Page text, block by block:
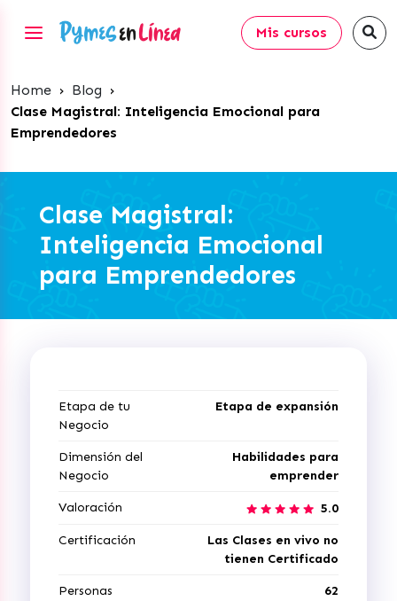
Mis cursos
Home › Blog ›
Clase Magistral: Inteligencia Emocional para
Emprendedores
Clase Magistral:
Inteligencia Emocional
para Emprendedores
Etapa de tu
Negocio
Etapa de expansión
Dimensión del
Negocio
Habilidades para
emprender
Valoración 5.0
Certificación
Las Clases en vivo no
tienen Certificado
Personas
62